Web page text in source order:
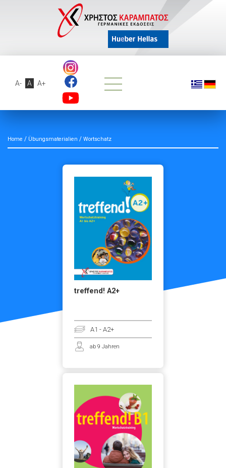
A- A A+
Home / Übungsmaterialien / Wortschatz
treffend! A2+
A1 - A2+
ab 9 Jahren